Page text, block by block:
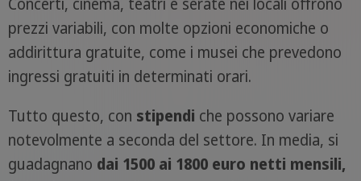
prezzi variabili, con molte opzioni economiche o
addirittura gratuite, come i musei che prevedono
ingressi gratuiti in determinati orari.
Tutto questo, con stipendi che possono variare
notevolmente a seconda del settore. In media, si
guadagnano dai 1500 ai 1800 euro netti mensili,